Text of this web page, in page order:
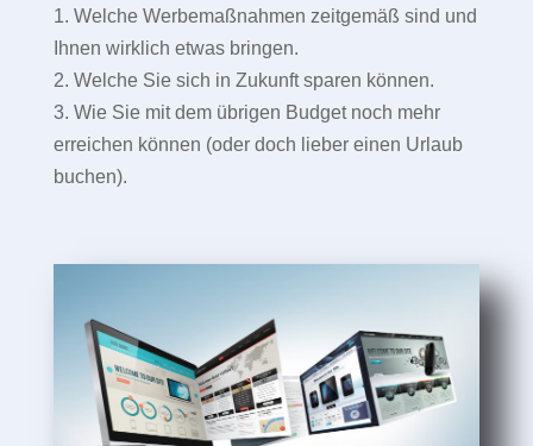
1. Welche Werbemaßnahmen zeitgemäß sind und
Ihnen wirklich etwas bringen.
2. Welche Sie sich in Zukunft sparen können.
3. Wie Sie mit dem übrigen Budget noch mehr
erreichen können (oder doch lieber einen Urlaub
buchen).